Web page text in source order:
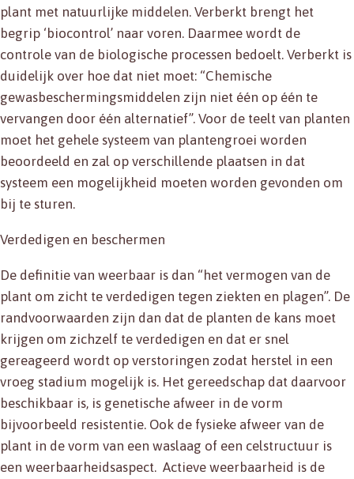
plant met natuurlijke middelen. Verberkt brengt het
begrip ‘biocontrol’ naar voren. Daarmee wordt de
controle van de biologische processen bedoelt. Verberkt is
duidelijk over hoe dat niet moet: “Chemische
gewasbeschermingsmiddelen zijn niet één op één te
vervangen door één alternatief”. Voor de teelt van planten
moet het gehele systeem van plantengroei worden
beoordeeld en zal op verschillende plaatsen in dat
systeem een mogelijkheid moeten worden gevonden om
bij te sturen.
Verdedigen en beschermen
De definitie van weerbaar is dan “het vermogen van de
plant om zicht te verdedigen tegen ziekten en plagen”. De
randvoorwaarden zijn dan dat de planten de kans moet
krijgen om zichzelf te verdedigen en dat er snel
gereageerd wordt op verstoringen zodat herstel in een
vroeg stadium mogelijk is. Het gereedschap dat daarvoor
beschikbaar is, is genetische afweer in de vorm
bijvoorbeeld resistentie. Ook de fysieke afweer van de
plant in de vorm van een waslaag of een celstructuur is
een weerbaarheidsaspect. Actieve weerbaarheid is de